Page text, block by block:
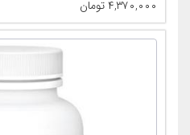
۴,۳۷۰,۰۰۰ تومان